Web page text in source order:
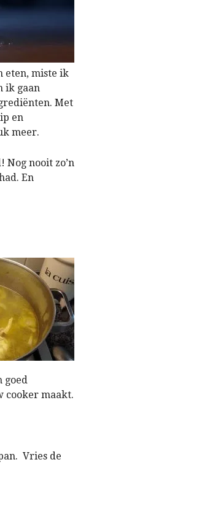
eten, miste ik
ik gaan
Met
en
meer.
Nog nooit zo’n
En
goed
cooker maakt.
Vries de